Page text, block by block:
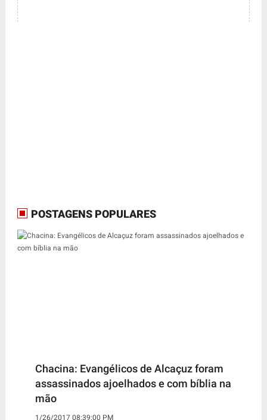
POSTAGENS POPULARES
Chacina: Evangélicos de Alcaçuz foram
assassinados ajoelhados e com bíblia na
mão
1/26/2017 08:39:00 PM